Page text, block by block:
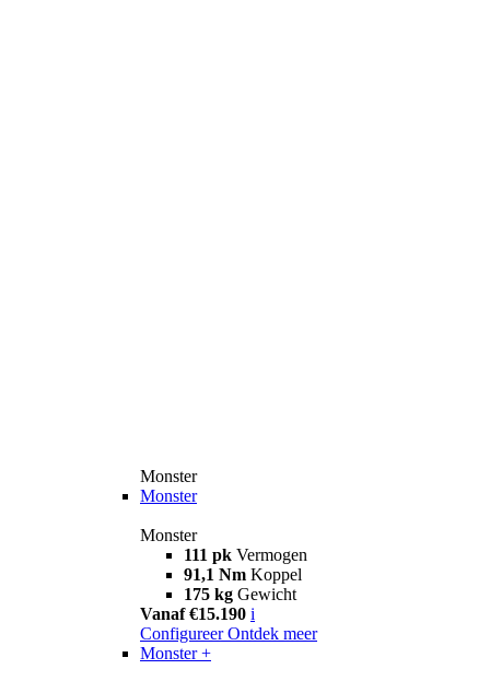
Monster
Monster
Monster
111 pk Vermogen
91,1 Nm Koppel
175 kg Gewicht
Vanaf €15.190 i
Configureer Ontdek meer
Monster +